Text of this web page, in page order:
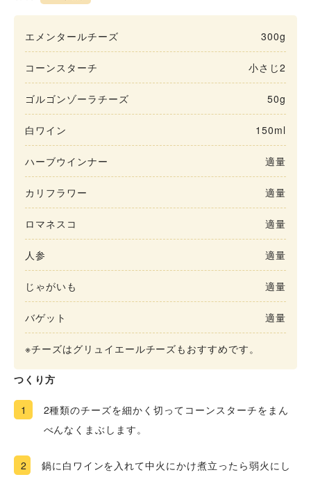
エメンタールチーズ 300g
コーンスターチ 小さじ2
ゴルゴンゾーラチーズ 50g
白ワイン 150ml
ハーブウインナー 適量
カリフラワー 適量
ロマネスコ 適量
人参 適量
じゃがいも 適量
バゲット 適量
※チーズはグリュイエールチーズもおすすめです。
つくり方
1
2種類のチーズを細かく切ってコーンスターチをまん
べんなくまぶします。
2
鍋に白ワインを入れて中火にかけ煮立ったら弱火にし